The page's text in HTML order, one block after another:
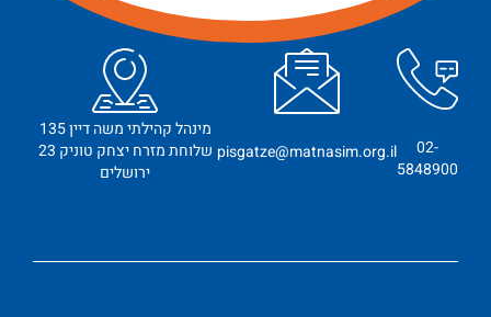
02-
5848900
pisgatze@matnasim.org.il
מינהל קהילתי משה דיין 135
שלוחת מזרח יצחק טוניק 23
ירושלים